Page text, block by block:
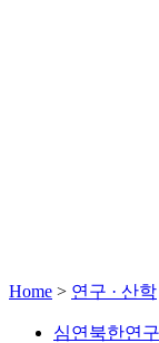
Home > 연구 · 산학
심연북한연